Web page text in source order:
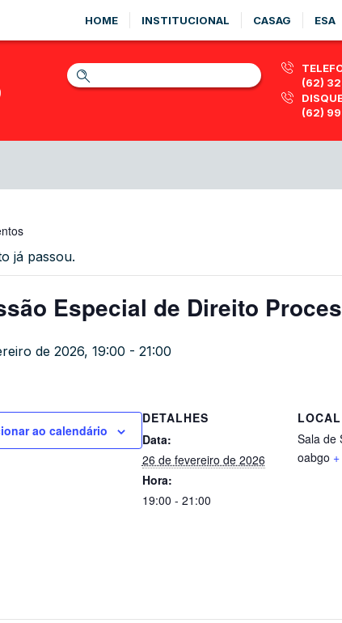
HOME INSTITUCIONAL CASAG ESA
(62)
(62)
já passou.
Especial de Direito
de 2026, 19:00 - 21:00
ao calendário
DETALHES
Data:
26 de fevereiro de 2026
Hora:
19:00 - 21:00
LOCAL
Sala de
oabgo